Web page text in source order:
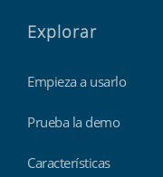
Explorar
Empieza a usarlo
Prueba la demo
Características